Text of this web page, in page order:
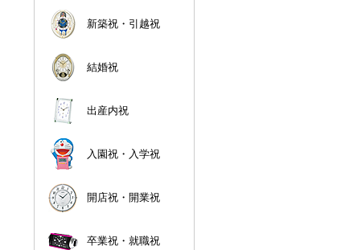
新築祝・引越祝
結婚祝
出産内祝
入園祝・入学祝
開店祝・開業祝
卒業祝・就職祝